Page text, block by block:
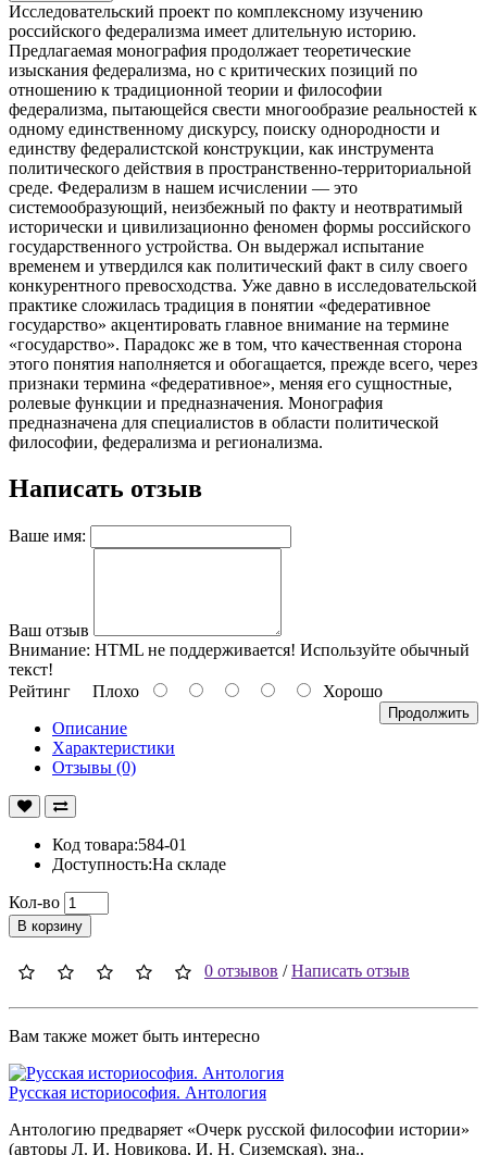
Исследовательский проект по комплексному изучению
российского федерализма имеет длительную историю.
Предлагаемая монография продолжает теоретические
изыскания федерализма, но с критических позиций по
отношению к традиционной теории и философии
федерализма, пытающейся свести многообразие реальностей к
одному единственному дискурсу, поиску однородности и
единству федералистской конструкции, как инструмента
политического действия в пространственно-территориальной
среде. Федерализм в нашем исчислении — это
системообразующий, неизбежный по факту и неотвратимый
исторически и цивилизационно феномен формы российского
государственного устройства. Он выдержал испытание
временем и утвердился как политический факт в силу своего
конкурентного превосходства. Уже давно в исследовательской
практике сложилась традиция в понятии «федеративное
государство» акцентировать главное внимание на термине
«государство». Парадокс же в том, что качественная сторона
этого понятия наполняется и обогащается, прежде всего, через
признаки термина «федеративное», меняя его сущностные,
ролевые функции и предназначения. Монография
предназначена для специалистов в области политической
философии, федерализма и регионализма.
Написать отзыв
Ваше имя:
Ваш отзыв
Внимание: HTML не поддерживается! Используйте обычный
текст!
Рейтинг Плохо Хорошо
Продолжить
Описание
Характеристики
Отзывы (0)
Код товара:584-01
Доступность:На складе
Кол-во
В корзину
0 отзывов /Написать отзыв
Вам также может быть интересно
Русская историософия. Антология
Антологию предваряет «Очерк русской философии истории»
(авторы Л. И. Новикова, И. Н. Сиземская), зна..